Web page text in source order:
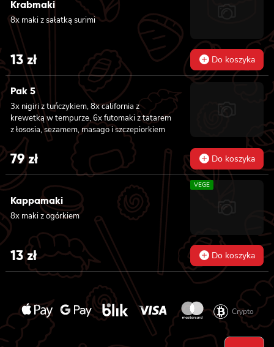
kanpyo i ogórkiem, 6x futomaki z krewetką w
tempurze, ogórkiem, sałatą i majonezem
lekko pikantnym, 8x maki z ogórkiem
Krabmaki
8x maki z sałatką surimi
13zł Do koszyka
Pak 5
3x nigiri z tuńczykiem, 8x california z
krewetką w tempurze, 6x futomaki z tatarem
z łososia, sezamem, masago i szczepiorkiem
79zł Do koszyka
Kappamaki
8x maki z ogórkiem
VEGE
13zł Do koszyka
Crypto